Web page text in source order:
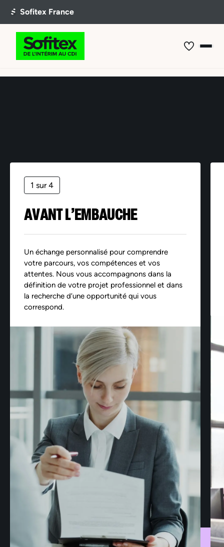
1 sur 4
AVANT L’EMBAUCHE
Un échange personnalisé pour comprendre
votre parcours, vos compétences et vos
attentes. Nous vous accompagnons dans la
définition de votre projet professionnel et dans
la recherche d’une opportunité qui vous
correspond.